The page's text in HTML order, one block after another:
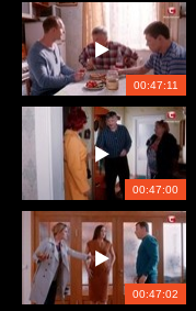
00:47:11
00:47:00
00:47:02